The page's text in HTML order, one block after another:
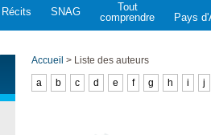
Récits SNAG
Tout
comprendre
Pays
Accueil > Liste des auteurs
a
b c d e f g h i j